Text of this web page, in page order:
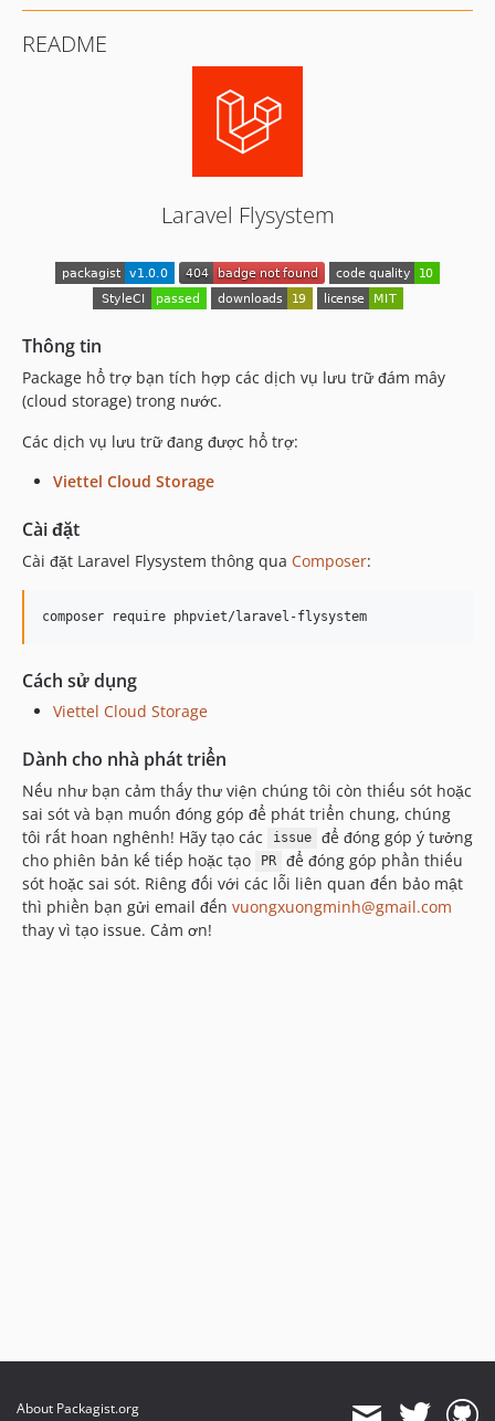
README
Laravel Flysystem
Thông tin
Package hổ trợ bạn tích hợp các dịch vụ lưu trữ đám mây
(cloud storage) trong nước.
Các dịch vụ lưu trữ đang được hổ trợ:
Viettel Cloud Storage
Cài đặt
Cài đặt Laravel Flysystem thông qua Composer:
composer require phpviet/laravel-flysystem
Cách sử dụng
Viettel Cloud Storage
Dành cho nhà phát triển
Nếu như bạn cảm thấy thư viện chúng tôi còn thiếu sót hoặc
sai sót và bạn muốn đóng góp để phát triển chung, chúng
tôi rất hoan nghênh! Hãy tạo các
issue
để đóng góp ý tưởng
cho phiên bản kế tiếp hoặc tạo
PR
để đóng góp phần thiếu
sót hoặc sai sót. Riêng đối với các lỗi liên quan đến bảo mật
thì phiền bạn gửi email đến vuongxuongminh@gmail.com
thay vì tạo issue. Cảm ơn!
About Packagist.org